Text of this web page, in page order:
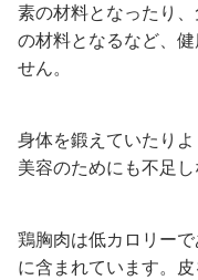
素の材料となったり
の材料となるなど、
せん。
身体を鍛えていたり
美容のためにも不足
鶏胸肉は低カロリー
に含まれています。